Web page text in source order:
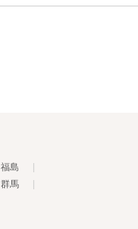
福島
群馬